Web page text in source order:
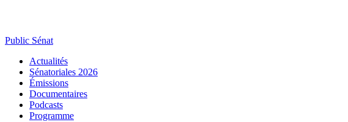
Public Sénat
Actualités
Sénatoriales 2026
Émissions
Documentaires
Podcasts
Programme